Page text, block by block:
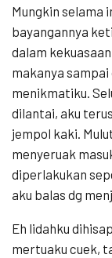
Mungkin selama
bayangannya
dalam
makanya
menikmatiku.
dilantai, aku
jempol kaki.
menyeruak
diperlakukan
aku balas dg
Eh lidahku
mertuaku cuek,